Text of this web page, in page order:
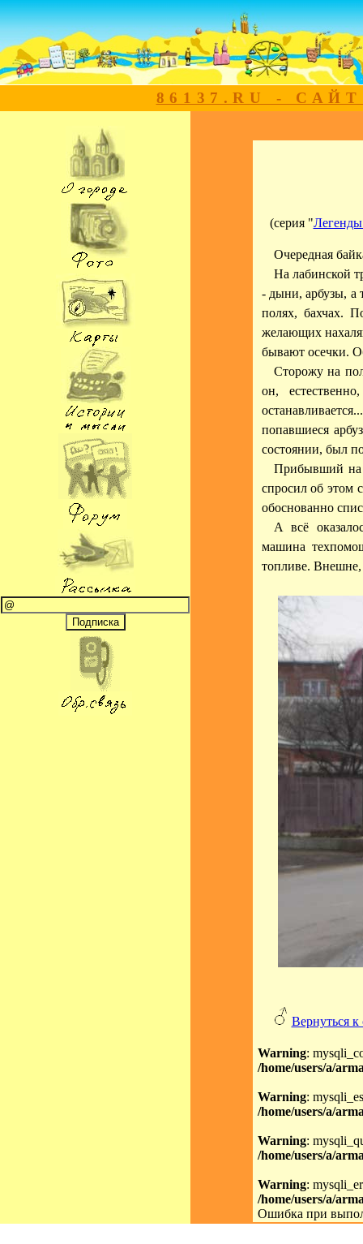
86137.RU -
(серия "
Очередная
На лабинской
- дыни, арбузы, а
полях, бахчах.
желающих
бывают осечки.
Сторожу на
он,
попавшиеся
состоянии, был
Прибывший на
спросил об этом
обоснованно
А всё
машина
топливе. Внешне,
Вернуться
Warning:
/home/users/a/
Warning:
/home/users/a/
Warning:
/home/users/a/
Warning:
/home/users/a/
Ошибка при